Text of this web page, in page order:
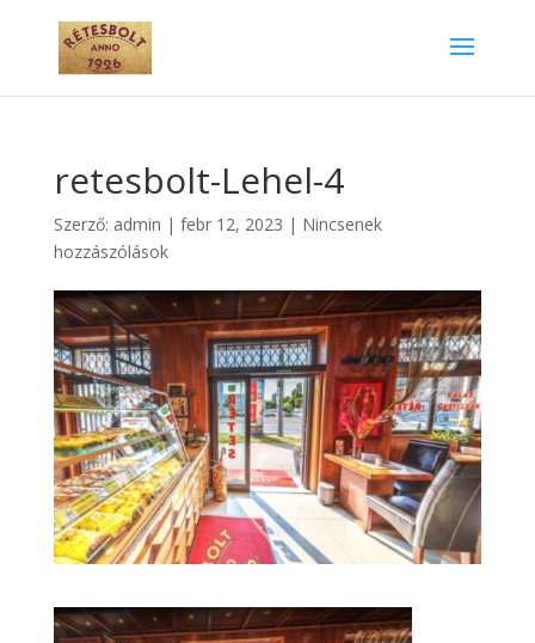
retesbolt-Lehel-4
Szerző: admin | febr 12, 2023 | Nincsenek
hozzászólások